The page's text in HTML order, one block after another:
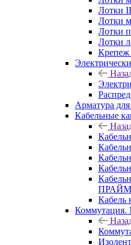
Лотки
Лотки
Лотки
Лотки
Арматура
Кабельные
Кабель
Коммутация.